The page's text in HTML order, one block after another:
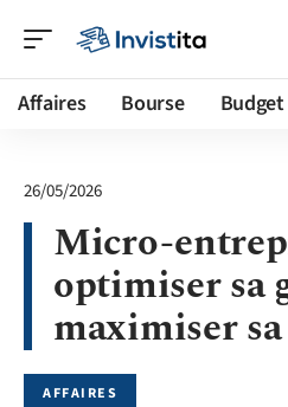
Affaires Bourse Budget
26/05/2026
Micro-
optimiser sa
maximiser
AFFAIRES